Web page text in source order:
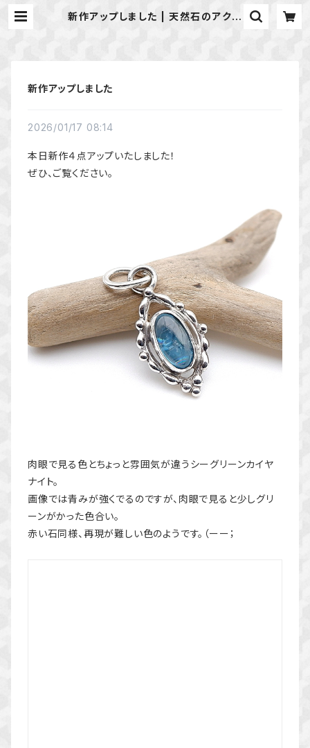
新作アップしました | 天然石のアクセ
新作アップしました
2026/01/17 08:14
本日新作４点アップいたしました！
ぜひ、ご覧ください。
肉眼で見る色とちょっと雰囲気が違うシーグリーンカイヤ
ナイト。
画像では青みが強くでるのですが、肉眼で見ると少しグリ
ーンがかった色合い。
赤い石同様、再現が難しい色のようです。（ーー；